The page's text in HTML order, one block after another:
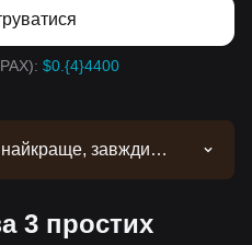
$0.{4}4400
завжди
Bitget, ви зможете
3 простих